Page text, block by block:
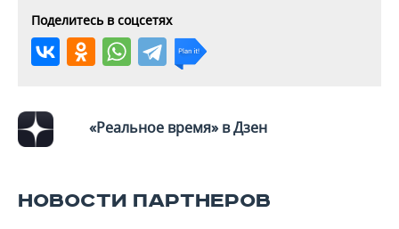
Поделитесь в соцсетях
«Реальное время» в Дзен
НОВОСТИ ПАРТНЕРОВ